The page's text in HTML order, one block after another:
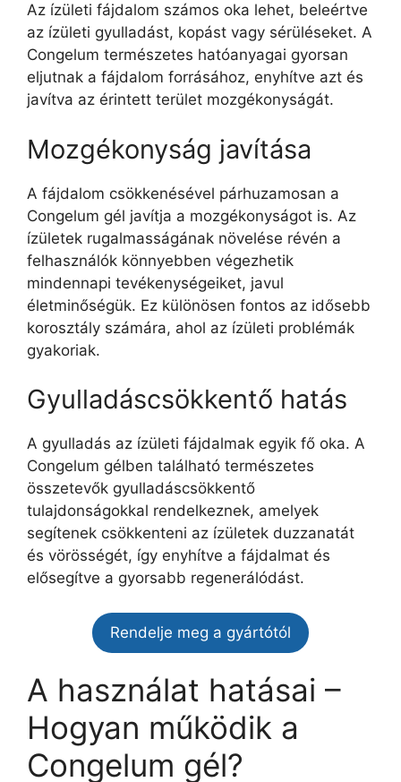
Az ízületi fájdalom számos oka lehet, beleértve
az ízületi gyulladást, kopást vagy sérüléseket. A
Congelum természetes hatóanyagai gyorsan
eljutnak a fájdalom forrásához, enyhítve azt és
javítva az érintett terület mozgékonyságát.
Mozgékonyság javítása
A fájdalom csökkenésével párhuzamosan a
Congelum gél javítja a mozgékonyságot is. Az
ízületek rugalmasságának növelése révén a
felhasználók könnyebben végezhetik
mindennapi tevékenységeiket, javul
életminőségük. Ez különösen fontos az idősebb
korosztály számára, ahol az ízületi problémák
gyakoriak.
Gyulladáscsökkentő hatás
A gyulladás az ízületi fájdalmak egyik fő oka. A
Congelum gélben található természetes
összetevők gyulladáscsökkentő
tulajdonságokkal rendelkeznek, amelyek
segítenek csökkenteni az ízületek duzzanatát
és vörösségét, így enyhítve a fájdalmat és
elősegítve a gyorsabb regenerálódást.
Rendelje meg a gyártótól
A használat hatásai –
Hogyan működik a
Congelum gél?